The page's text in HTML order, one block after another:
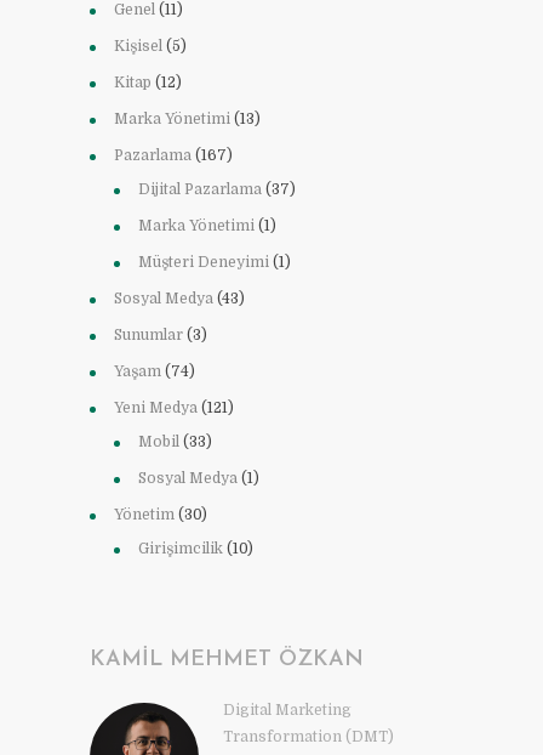
Genel (11)
Kişisel (5)
Kitap (12)
Marka Yönetimi (13)
Pazarlama (167)
Dijital Pazarlama (37)
Marka Yönetimi (1)
Müşteri Deneyimi (1)
Sosyal Medya (43)
Sunumlar (3)
Yaşam (74)
Yeni Medya (121)
Mobil (33)
Sosyal Medya (1)
Yönetim (30)
Girişimcilik (10)
KAMIL MEHMET ÖZKAN
Digital Marketing
Transformation (DMT)